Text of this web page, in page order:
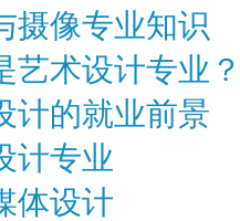
摄像专业知识
艺术设计专业
计的就业前景
计专业
体设计